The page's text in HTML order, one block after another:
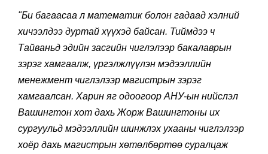
"Би багаасаа л математик болон гадаад хэлний
хичээлдээ дуртай хүүхэд байсан. Тиймдээ ч
Тайваньд эдийн засгийн чиглэлээр бакалаврын
зэрэг хамгаалж, үргэлжлүүлэн мэдээллийн
менежмент чиглэлээр магистрын зэрэг
хамгаалсан. Харин яг одоогоор АНУ-ын нийслэл
Вашингтон хот дахь Жорж Вашингтоны их
сургуульд мэдээллийн шинжлэх ухааны чиглэлээр
хоёр дахь магистрын хөтөлбөртөө суралцаж